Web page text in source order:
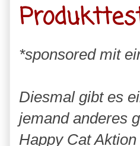
*sponsored mit
Diesmal gibt es
jemand anderes
Happy Cat